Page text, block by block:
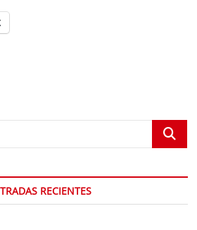
Buscar...
RECIENTES